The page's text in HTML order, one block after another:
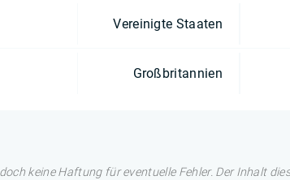
Vereinigte Staaten
Großbritannien
keine Haftung für eventuelle Fehler. Der Inhalt